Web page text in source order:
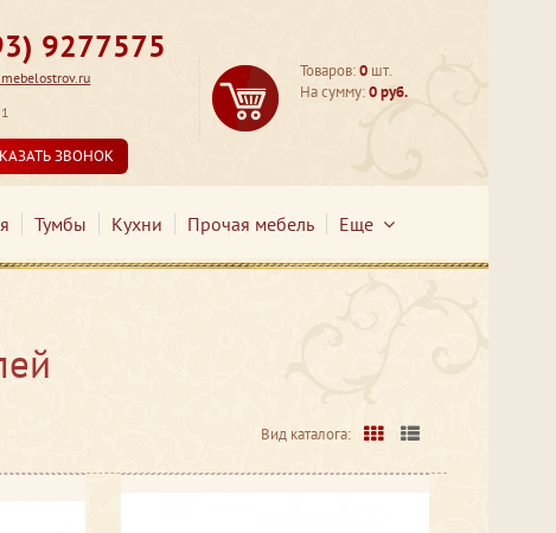
9277575
ЗВОНОК
Товаров:0 шт.
На сумму:0 руб.
Тумбы Кухни Прочая мебель Еще
Вид каталога: